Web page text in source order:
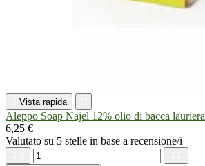
Vista rapida
Aleppo Soap Najel 12% olio di bacca
6,25 €
Valutato su 5 stelle in base a recensione/i